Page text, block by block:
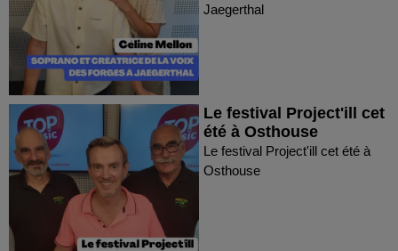
Jaegerthal
Le festival Project'ill cet
été à Osthouse
Le festival Project'ill cet été à
Osthouse